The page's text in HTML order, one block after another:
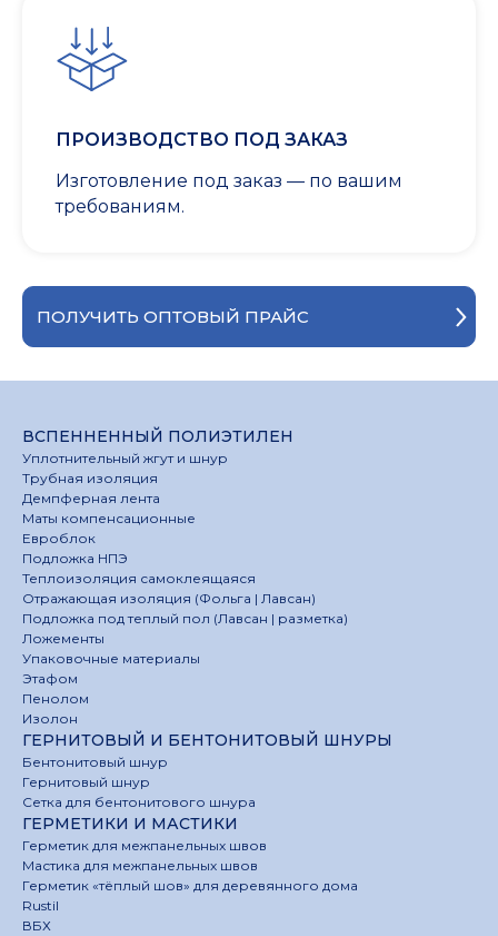
ПРОИЗВОДСТВО ПОД ЗАКАЗ
Изготовление под заказ — по вашим
требованиям.
ПОЛУЧИТЬ ОПТОВЫЙ ПРАЙС
ВСПЕННЕННЫЙ ПОЛИЭТИЛЕН
Уплотнительный жгут и шнур
Трубная изоляция
Демпферная лента
Маты компенсационные
Евроблок
Подложка НПЭ
Теплоизоляция самоклеящаяся
Отражающая изоляция (Фольга | Лавсан)
Подложка под теплый пол (Лавсан | разметка)
Ложементы
Упаковочные материалы
Этафом
Пенолом
Изолон
ГЕРНИТОВЫЙ И БЕНТОНИТОВЫЙ ШНУРЫ
Бентонитовый шнур
Гернитовый шнур
Сетка для бентонитового шнура
ГЕРМЕТИКИ И МАСТИКИ
Герметик для межпанельных швов
Мастика для межпанельных швов
Герметик «тёплый шов» для деревянного дома
Rustil
ВБХ